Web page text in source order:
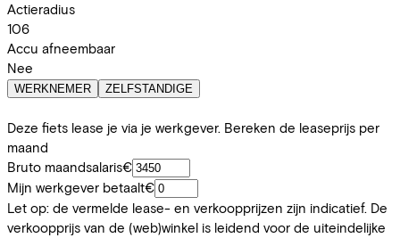
Actieradius
106
Accu afneembaar
Nee
WERKNEMER ZELFSTANDIGE
Deze fiets lease je via je werkgever. Bereken de leaseprijs per
maand
Bruto maandsalaris€
Mijn werkgever betaalt€
Let op: de vermelde lease- en verkoopprijzen zijn indicatief. De
verkoopprijs van de (web)winkel is leidend voor de uiteindelijke